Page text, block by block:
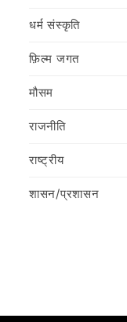
धर्म संस्कृति
फ़िल्‍म जगत
मौसम
राजनीति
राष्ट्रीय
शासन/प्रशासन